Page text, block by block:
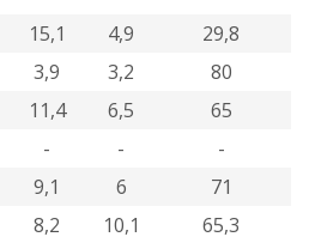
15,1 4,9
29,8
3,9 3,2
80
11,4 6,5
65
- -
-
9,1 6
71
8,2 10,1 65,3